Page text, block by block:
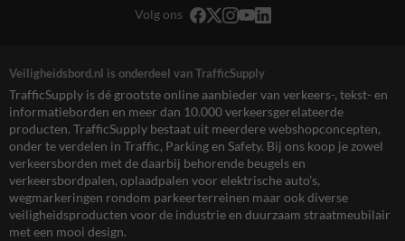
Volg ons
Veiligheidsbord.nl is onderdeel van TrafficSupply
TrafficSupply is dé grootste online aanbieder van verkeers-, tekst- en
informatieborden en meer dan 10.000 verkeersgerelateerde
producten. TrafficSupply bestaat uit meerdere webshopconcepten,
onder te verdelen in Traffic, Parking en Safety. Bij ons koop je zowel
verkeersborden met de daarbij behorende beugels en
verkeersbordpalen, oplaadpalen voor elektrische auto’s,
wegmarkeringen rondom parkeerterreinen maar ook diverse
veiligheidsproducten voor de industrie en duurzaam straatmeubilair
met een mooi design.